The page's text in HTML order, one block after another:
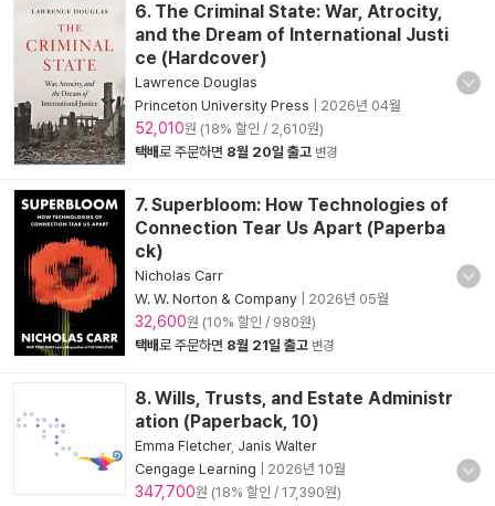
6. The Criminal State: War, Atrocity,
and the Dream of International Justi
ce (Hardcover)
Lawrence Douglas
Princeton University Press
2026년 04월
52,010원 (18% 할인 / 2,610원)
택배로 주문하면 8월 20일 출고 변경
7. Superbloom: How Technologies of
Connection Tear Us Apart (Paperba
ck)
Nicholas Carr
W. W. Norton & Company
2026년 05월
32,600원 (10% 할인 / 980원)
택배로 주문하면 8월 21일 출고 변경
8. Wills, Trusts, and Estate Administr
ation (Paperback, 10)
Emma Fletcher, Janis Walter
Cengage Learning
2026년 10월
347,700원 (18% 할인 / 17,390원)